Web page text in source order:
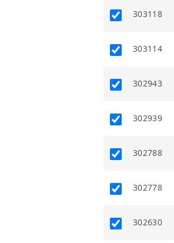
303118
303114
302943
302939
302788
302778
302630